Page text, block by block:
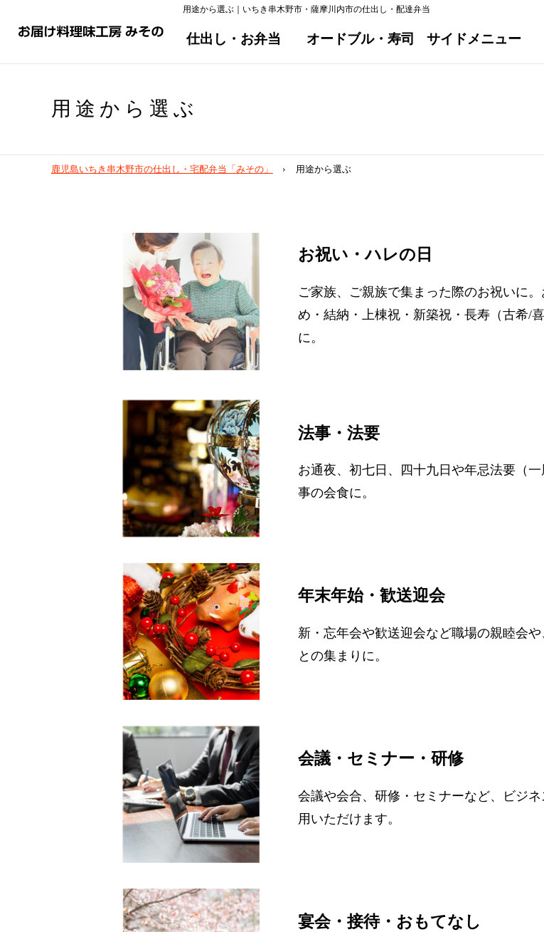
用途から選ぶ｜いちき串木野市・薩摩川内市の仕出し・配達弁当
仕出し・お弁当 オードブル・寿司 サイドメニュー
用途から選ぶ
鹿児島いちき串木野市の仕出し・宅配弁当「みその」 用途から選ぶ
お祝い・ハレの日
ご家族、ご親族で集まった際のお祝いに
め・結納・上棟祝・新築祝・長寿（古希/
に。
法事・法要
お通夜、初七日、四十九日や年忌法要（
事の会食に。
年末年始・歓送迎会
新・忘年会や歓送迎会など職場の親睦会
との集まりに。
会議・セミナー・研修
会議や会合、研修・セミナーなど、ビジ
用いただけます。
宴会・接待・おもてなし